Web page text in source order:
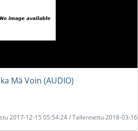
Mä Voin (AUDIO)
2017-12-15 05:54:24 / Tallennettu 2018-03-16